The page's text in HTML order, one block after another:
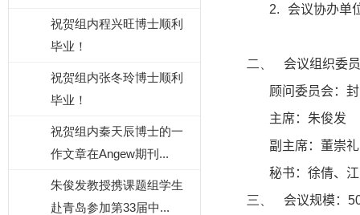
祝贺组内程兴旺博士顺利
毕业！
祝贺组内张冬玲博士顺利
毕业！
祝贺组内秦天辰博士的一
作文章在Angew期刊...
朱俊发教授携课题组学生
赴青岛参加第33届中...
2.
会议协办单
二、
会议组织委
顾问委员会：
主席：朱俊发
副主席：董崇
秘书：徐倩、
三、
会议规模：